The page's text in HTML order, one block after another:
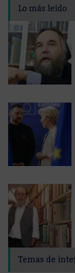
Lo más leído
Temas de